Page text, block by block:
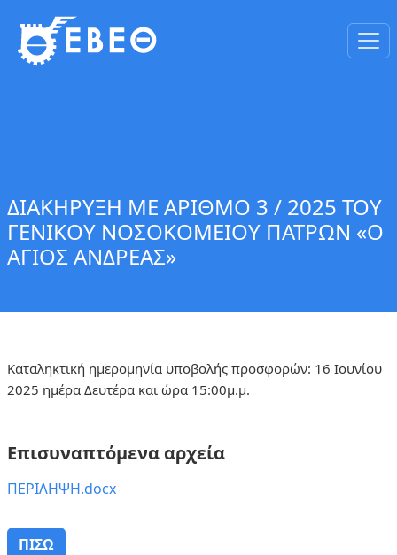
ΔΙΑΚΗΡΥΞΗ ΜΕ ΑΡΙΘΜΟ 3 / 2025 ΤΟΥ
ΓΕΝΙΚΟΥ ΝΟΣΟΚΟΜΕΙΟΥ ΠΑΤΡΩΝ «Ο
ΑΓΙΟΣ ΑΝΔΡΕΑΣ»
Καταληκτική ημερομηνία υποβολής προσφορών: 16 Ιουνίου
2025 ημέρα Δευτέρα και ώρα 15:00μ.μ.
Επισυναπτόμενα αρχεία
ΠΕΡΙΛΗΨΗ.docx
ΠΙΣΩ